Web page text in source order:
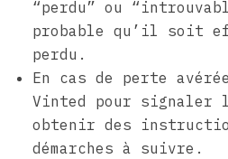
“perdu” ou
probable qu’il soit
perdu.
En cas de perte
Vinted pour signaler
obtenir des
démarches à suivre.